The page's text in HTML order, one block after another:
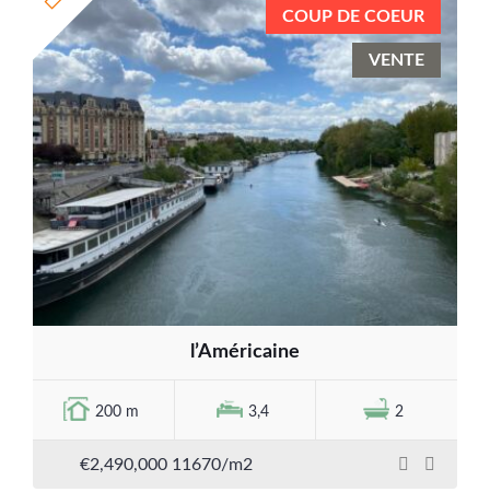
COUP DE COEUR
VENTE
l’Américaine
200 m 3,4 2
€2,490,000 11670/m2